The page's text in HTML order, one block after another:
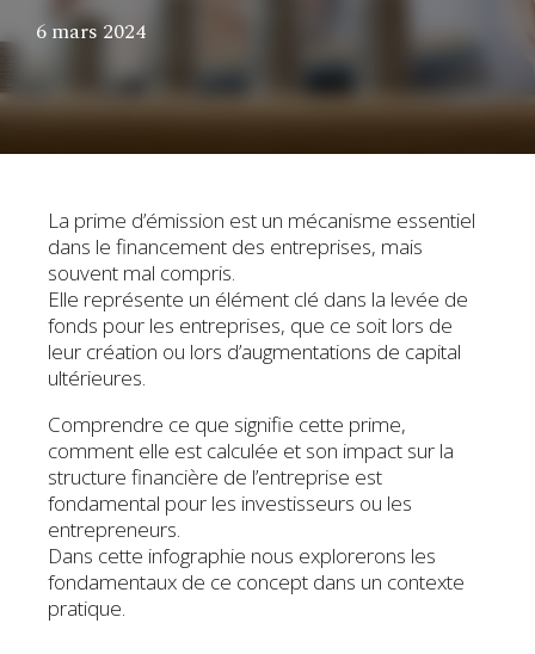
6 mars 2024
La prime d’émission est un mécanisme essentiel
dans le financement des entreprises, mais
souvent mal compris.
Elle représente un élément clé dans la levée de
fonds pour les entreprises, que ce soit lors de
leur création ou lors d’augmentations de capital
ultérieures.
Comprendre ce que signifie cette prime,
comment elle est calculée et son impact sur la
structure financière de l’entreprise est
fondamental pour les investisseurs ou les
entrepreneurs.
Dans cette infographie nous explorerons les
fondamentaux de ce concept dans un contexte
pratique.